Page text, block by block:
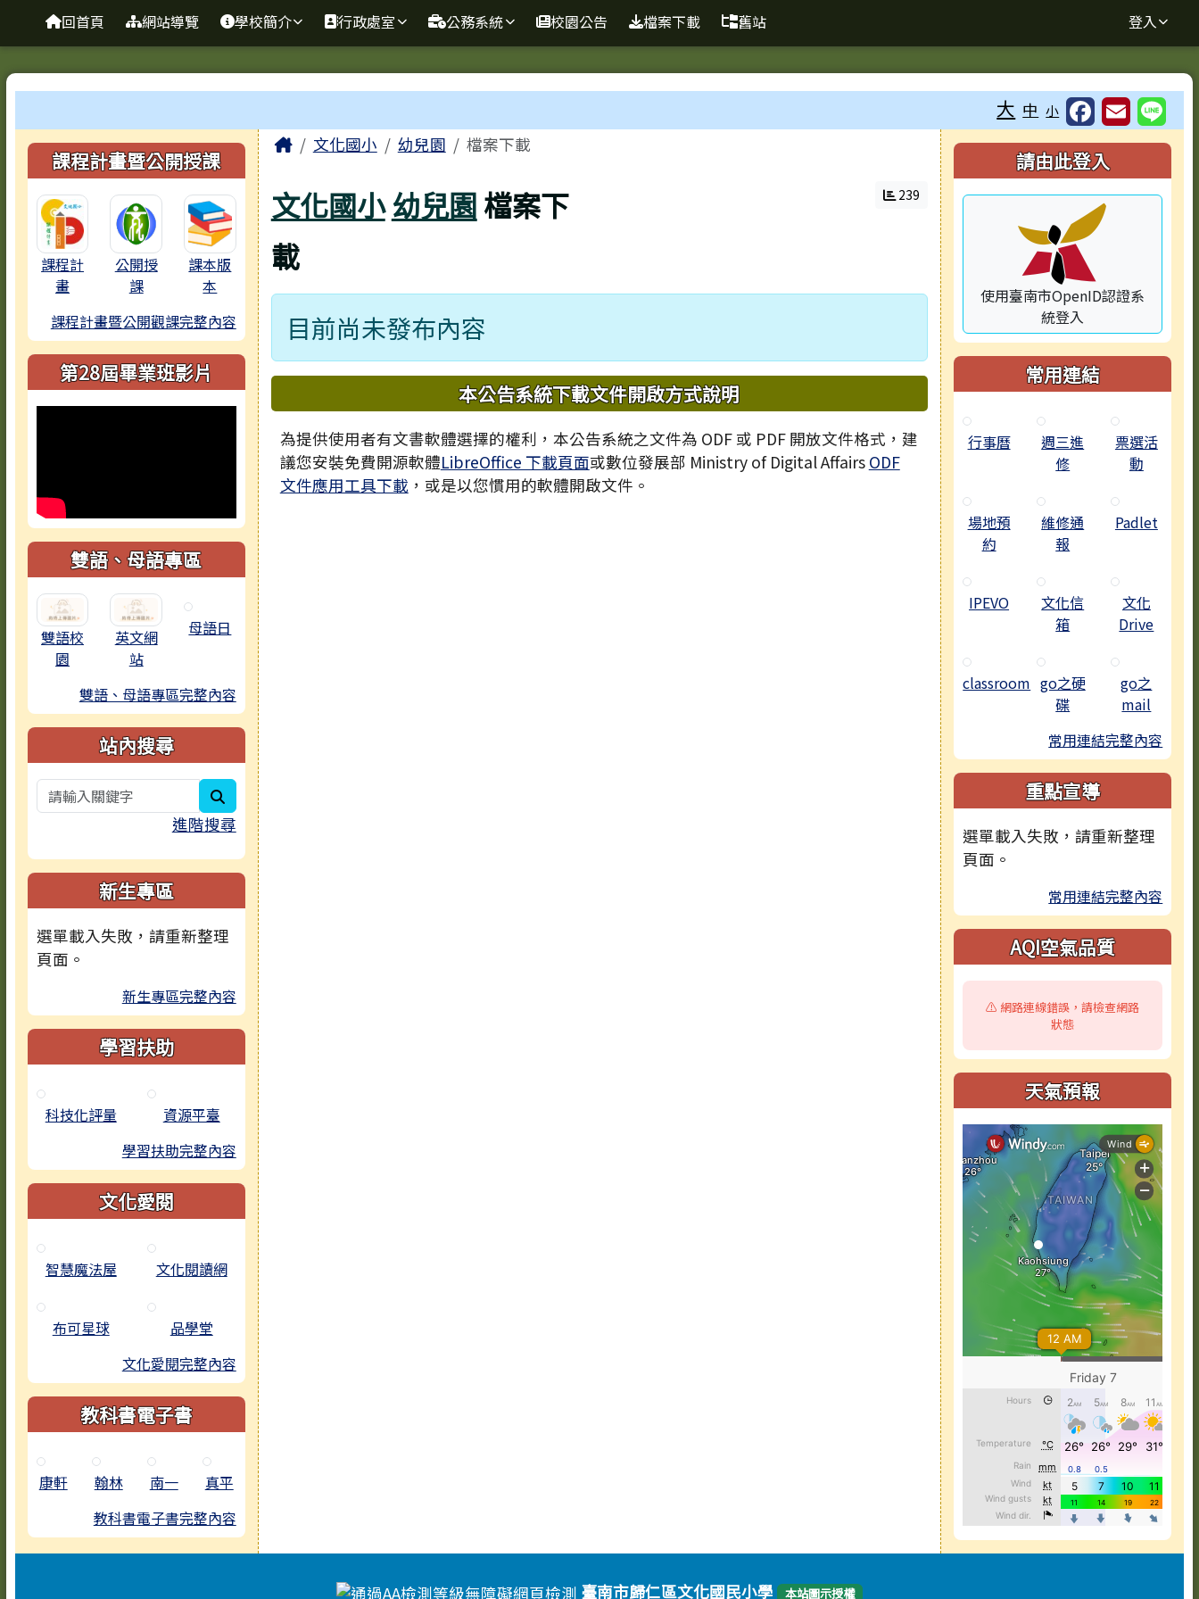
跳至主內容區
臺南市歸仁區文化國小全球資訊站
導覽列
回首頁 網站導覽 學校簡介 行政處室 公務系統 校園公告 檔案下載 舊站 登入
⏸
大 中 小
左邊區域內容
課程計畫暨公開授課
課程計
畫
公開授
課
課本版
本
課程計畫暨公開觀課完整內容
第28屆畢業班影片
雙語、母語專區
雙語校
園
英文網
站
母語日
雙語、母語專區完整內容
站內搜尋
search
進階搜尋
新生專區
選單載入失敗，請重新整理
頁面。
新生專區完整內容
學習扶助
科技化評量
資源平臺
學習扶助完整內容
文化愛閱
智慧魔法屋 文化閱讀網
布可星球
品學堂
文化愛閱完整內容
教科書電子書
康軒 翰林 南一
真平
教科書電子書完整內容
主內容區域
Home文化國小 幼兒園 檔案下載
文化國小 幼兒園檔案下
載
239
目前尚未發布內容
下中區域內容 本公告系統下載文件開啟方式說明
為提供使用者有文書軟體選擇的權利，本公告系統之文件為 ODF 或 PDF 開放文件格式，建
議您安裝免費開源軟體LibreOffice 下載頁面或數位發展部 Ministry of Digital Affairs ODF
文件應用工具下載 ，或是以您慣用的軟體開啟文件。
右邊區域內容
請由此登入
使用臺南市OpenID認證系
統登入
常用連結
行事曆
週三進
修
票選活
動
場地預
約
維修通
報
Padlet
IPEVO
文化信
箱
文化
Drive
classroom go之硬
碟
go之
mail
常用連結完整內容
重點宣導
選單載入失敗，請重新整理
頁面。
常用連結完整內容
AQI空氣品質
⚠️ 網路連線錯誤，請檢查網路
狀態
天氣預報
頁尾區域
臺南市歸仁區文化國民小學 本站圖示授權